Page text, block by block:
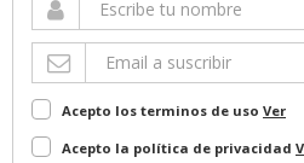
Acepto los terminos de uso Ver
Acepto la política de privacidad